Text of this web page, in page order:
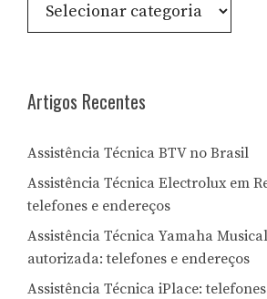
Artigos Recentes
Assistência Técnica BTV no Brasil
Assistência Técnica Electrolux em
telefones e endereços
Assistência Técnica Yamaha
autorizada: telefones e endereços
Assistência Técnica iPlace: